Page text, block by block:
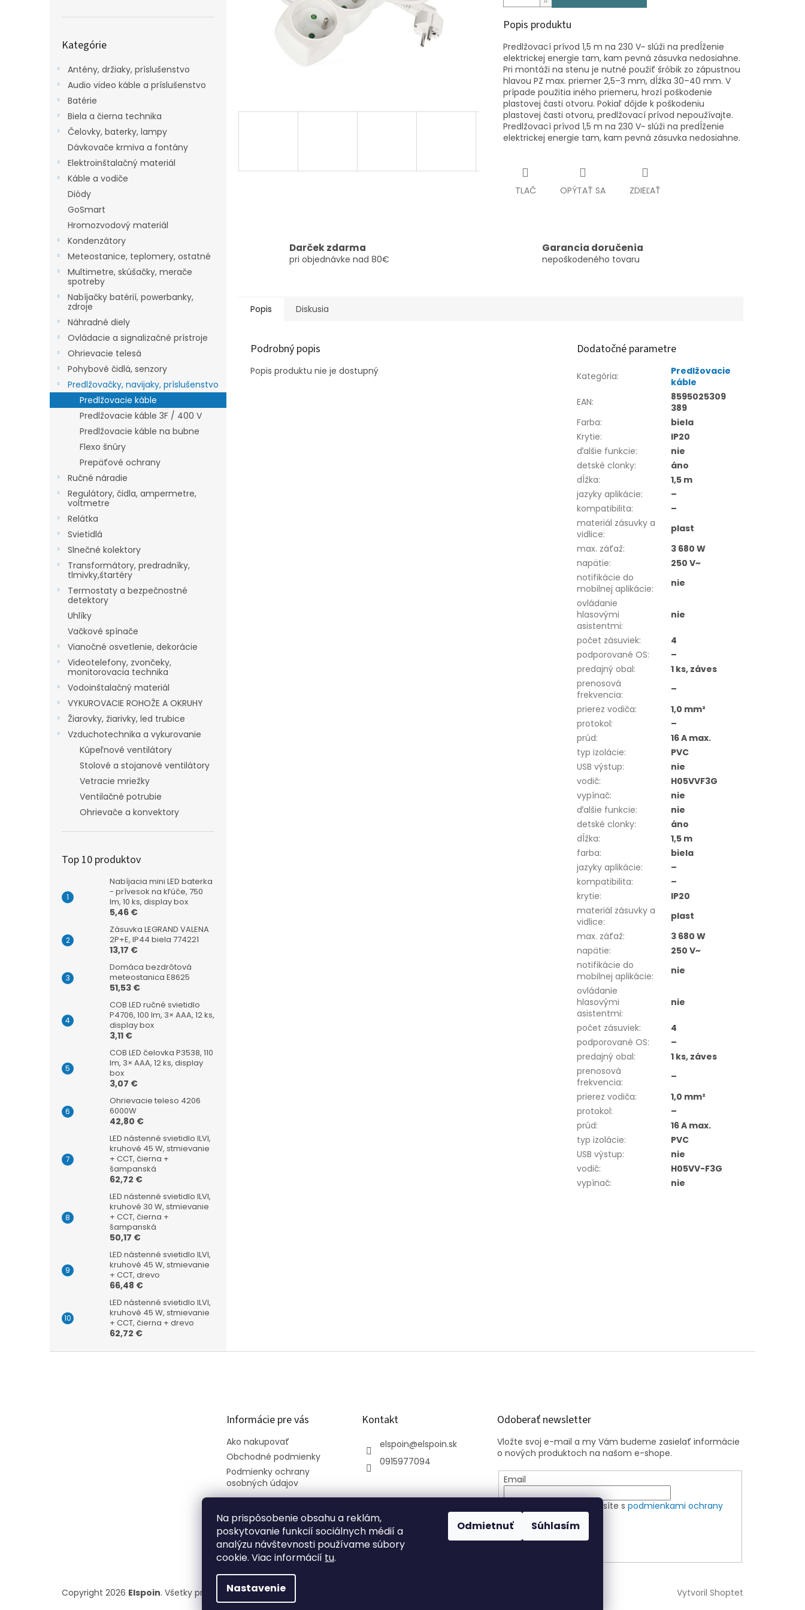
Na prispôsobenie obsahu a reklám,
poskytovanie funkcií sociálnych médií a
analýzu návštevnosti používame súbory
cookie. Viac informácií tu.
Nastavenie
Odmietnuť Súhlasím
kategórie
Kategórie
Antény, držiaky, príslušenstvo
Audio video káble a príslušenstvo
Batérie
Biela a čierna technika
Čelovky, baterky, lampy
Dávkovače krmiva a fontány
Elektroinštalačný materiál
Káble a vodiče
Diódy
GoSmart
Hromozvodový materiál
Kondenzátory
Meteostanice, teplomery, ostatné
Multimetre, skúšačky, merače
spotreby
Nabíjačky batérií, powerbanky,
zdroje
Náhradné diely
Ovládacie a signalizačné prístroje
Ohrievacie telesá
Pohybové čidlá, senzory
Predlžovačky, navijaky, príslušenstvo
Predlžovacie káble
Predlžovacie káble 3F / 400 V
Predlžovacie káble na bubne
Flexo šnúry
Prepäťové ochrany
Ručné náradie
Regulátory, čidla, ampermetre,
voltmetre
Relátka
Svietidlá
Slnečné kolektory
Transformátory, predradníky,
tlmivky,štartéry
Termostaty a bezpečnostné
detektory
Uhlíky
Vačkové spínače
Vianočné osvetlenie, dekorácie
Videotelefony, zvončeky,
monitorovacia technika
Vodoinštalačný materiál
VYKUROVACIE ROHOŽE A OKRUHY
Žiarovky, žiarivky, led trubice
Vzduchotechnika a vykurovanie
Kúpeľnové ventilátory
Stolové a stojanové ventilátory
Vetracie mriežky
Ventilačné potrubie
Ohrievače a konvektory
Top 10 produktov
Nabíjacia mini LED baterka
- prívesok na kľúče, 750
lm, 10 ks, display box
5,46 €
Zásuvka LEGRAND VALENA
2P+E, IP44 biela 774221
13,17 €
Domáca bezdrôtová
meteostanica E8625
51,53 €
COB LED ručné svietidlo
P4706, 100 lm, 3× AAA, 12 ks,
display box
3,11 €
COB LED čelovka P3538, 110
lm, 3× AAA, 12 ks, display
box
3,07 €
Ohrievacie teleso 4206
6000W
42,80 €
LED nástenné svietidlo ILVI,
kruhové 45 W, stmievanie
+ CCT, čierna +
šampanská
62,72 €
LED nástenné svietidlo ILVI,
kruhové 30 W, stmievanie
+ CCT, čierna +
šampanská
50,17 €
LED nástenné svietidlo ILVI,
kruhové 45 W, stmievanie
+ CCT, drevo
66,48 €
LED nástenné svietidlo ILVI,
kruhové 45 W, stmievanie
+ CCT, čierna + drevo
62,72 €
Popis produktu
Predlžovací prívod 1,5 m na 230 V~ slúži na predĺženie
elektrickej energie tam, kam pevná zásuvka nedosiahne.
Pri montáži na stenu je nutné použiť šróbik zo zápustnou
hlavou PZ max. priemer 2,5–3 mm, dĺžka 30–40 mm. V
prípade použitia iného priemeru, hrozí poškodenie
plastovej časti otvoru. Pokiaľ dôjde k poškodeniu
plastovej časti otvoru, predlžovací prívod nepoužívajte.
Predlžovací prívod 1,5 m na 230 V~ slúži na predĺženie
elektrickej energie tam, kam pevná zásuvka nedosiahne.
TLAČ OPÝTAŤ SA ZDIEĽAŤ
Darček zdarma
pri objednávke nad 80€
Garancia doručenia
nepoškodeného tovaru
Popis Diskusia
Podrobný popis
Popis produktu nie je dostupný
Dodatočné parametre
Kategória:
Predlžovacie
káble
EAN:
8595025309
389
Farba:
biela
Krytie:
IP20
ďalšie funkcie:
nie
detské clonky:
áno
dĺžka:
1,5 m
jazyky aplikácie:
–
kompatibilita:
–
materiál zásuvky a
vidlice:
plast
max. záťaž:
3 680 W
napätie:
250 V~
notifikácie do
mobilnej aplikácie:
nie
ovládanie
hlasovými
asistentmi:
nie
počet zásuviek:
4
podporované OS:
–
predajný obal:
1 ks, záves
prenosová
frekvencia:
–
prierez vodiča:
1,0 mm²
protokol:
–
prúd:
16 A max.
typ izolácie:
PVC
USB výstup:
nie
vodič:
H05VVF3G
vypínač:
nie
ďalšie funkcie:
nie
detské clonky:
áno
dĺžka:
1,5 m
farba:
biela
jazyky aplikácie:
–
kompatibilita:
–
krytie:
IP20
materiál zásuvky a
vidlice:
plast
max. záťaž:
3 680 W
napätie:
250 V~
notifikácie do
mobilnej aplikácie:
nie
ovládanie
hlasovými
asistentmi:
nie
počet zásuviek:
4
podporované OS:
–
predajný obal:
1 ks, záves
prenosová
frekvencia:
–
prierez vodiča:
1,0 mm²
protokol:
–
prúd:
16 A max.
typ izolácie:
PVC
USB výstup:
nie
vodič:
H05VV-F3G
vypínač: nie
Informácie pre vás
Ako nakupovať
Obchodné podmienky
Podmienky ochrany
osobných údajov
Kontakt
elspoin@elspoin.sk
0915977094
Odoberať newsletter
Vložte svoj e-mail a my Vám budeme zasielať informácie
o nových produktoch na našom e-shope.
Email
Vložením e-mailu súhlasíte spodmienkami ochrany
osobných údajov
Vytvoril Shoptet
Copyright 2026 Elspoin. Všetky práva vyhradené.Upraviť nastavenie cookies